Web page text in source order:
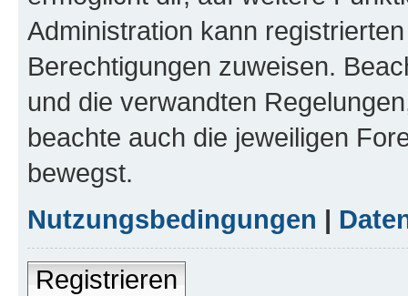
Administration kann
Berechtigungen zuweisen.
und die verwandten
beachte auch die jeweiligen
bewegst.
Nutzungsbedingungen |
Registrieren